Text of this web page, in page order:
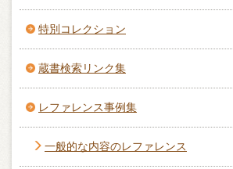
特別コレクション
蔵書検索リンク集
レファレンス事例集
一般的な内容のレファレンス